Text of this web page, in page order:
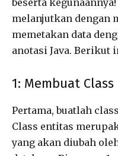
melanjutkan dengan
memetakan data
anotasi Java. Berikut
1: Membuat
Pertama, buatlah
Class entitas
yang akan diubah